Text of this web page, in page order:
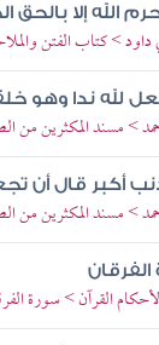
الله إلا
> كتاب الفتن
لله ندا وهو
> مسند المكثرين من
أكبر قال أن
> مسند المكثرين من
القرآن > سورة